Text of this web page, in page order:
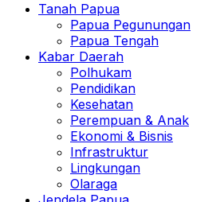
Tanah Papua
Papua Pegunungan
Papua Tengah
Kabar Daerah
Polhukam
Pendidikan
Kesehatan
Perempuan & Anak
Ekonomi & Bisnis
Infrastruktur
Lingkungan
Olaraga